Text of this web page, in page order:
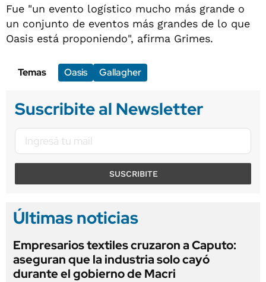
Fue "un evento logístico mucho más grande o
un conjunto de eventos más grandes de lo que
Oasis está proponiendo", afirma Grimes.
Temas Oasis Gallagher
Suscribite al Newsletter
SUSCRIBITE
Últimas noticias
Empresarios textiles cruzaron a Caputo:
aseguran que la industria solo cayó
durante el gobierno de Macri